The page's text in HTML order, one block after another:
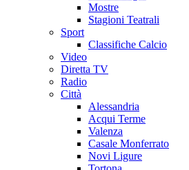
Mostre
Stagioni Teatrali
Sport
Classifiche Calcio
Video
Diretta TV
Radio
Città
Alessandria
Acqui Terme
Valenza
Casale Monferrato
Novi Ligure